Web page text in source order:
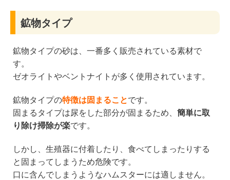
鉱物タイプ
鉱物タイプの砂は、一番多く販売されている素材で
す。
ゼオライトやベントナイトが多く使用されています。
鉱物タイプの特徴は固まることです。
固まるタイプは尿をした部分が固まるため、 簡単に取
り除け掃除が楽です。
しかし、生殖器に付着したり、食べてしまったりする
と固まってしまうため危険です。
口に含んでしまうようなハムスターには適しません。